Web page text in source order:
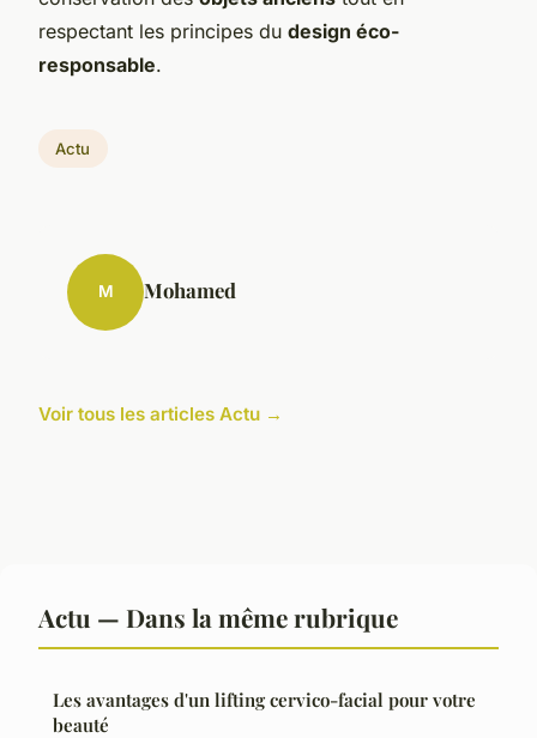
respectant les principes du design éco-
responsable.
Actu
M Mohamed
Voir tous les articles Actu →
Actu — Dans la même rubrique
Les avantages d'un lifting cervico-facial pour votre
beauté